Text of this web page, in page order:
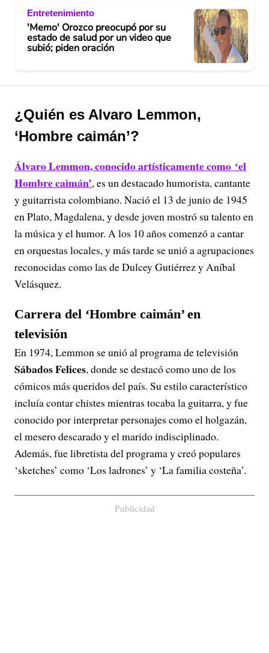
Entretenimiento
'Memo' Orozco preocupó por su
estado de salud por un video que
subió; piden oración
¿Quién es Alvaro Lemmon,
‘Hombre caimán’?
Álvaro Lemmon, conocido artísticamente como ‘el
Hombre caimán’, es un destacado humorista, cantante
y guitarrista colombiano. Nació el 13 de junio de 1945
en Plato, Magdalena, y desde joven mostró su talento en
la música y el humor. A los 10 años comenzó a cantar
en orquestas locales, y más tarde se unió a agrupaciones
reconocidas como las de Dulcey Gutiérrez y Aníbal
Velásquez.
Carrera del ‘Hombre caimán’ en
televisión
En 1974, Lemmon se unió al programa de televisión
Sábados Felices, donde se destacó como uno de los
cómicos más queridos del país. Su estilo característico
incluía contar chistes mientras tocaba la guitarra, y fue
conocido por interpretar personajes como el holgazán,
el mesero descarado y el marido indisciplinado.
Además, fue libretista del programa y creó populares
‘sketches’ como ‘Los ladrones’ y ‘La familia costeña’.
Publicidad